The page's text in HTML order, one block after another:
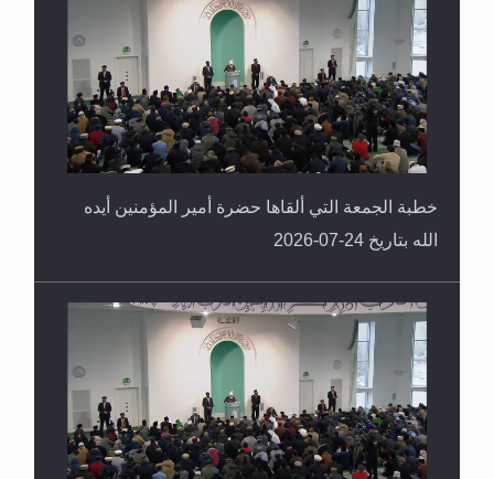
خطبة الجمعة التي ألقاها حضرة أمير المؤمنين أيده
الله بتاريخ 24-07-2026